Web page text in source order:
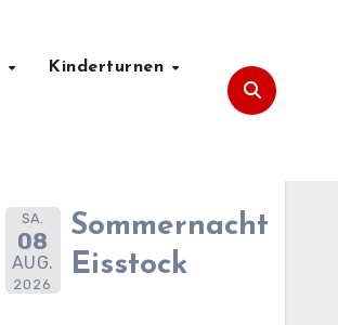
Kinderturnen
SA.
08
AUG.
2026
Sommernachtsfest
Eisstock